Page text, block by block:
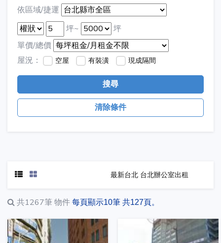
依區域/捷運
坪~
坪
單價/總價
屋況：
空屋 有裝潢 現成隔間
搜尋
清除條件
最新台北 台北辦公室出租
共1267筆 物件 每頁顯示10筆 共127頁。